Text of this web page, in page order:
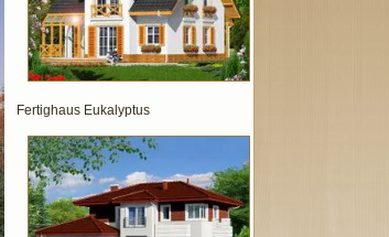
Fertighaus Eukalyptus